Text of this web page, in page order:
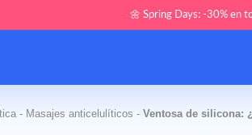
🌼 Spring Days: -30% en
- Masajes anticelulíticos - Ventosa de silicona: